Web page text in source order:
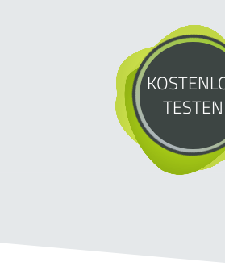
TESTEN